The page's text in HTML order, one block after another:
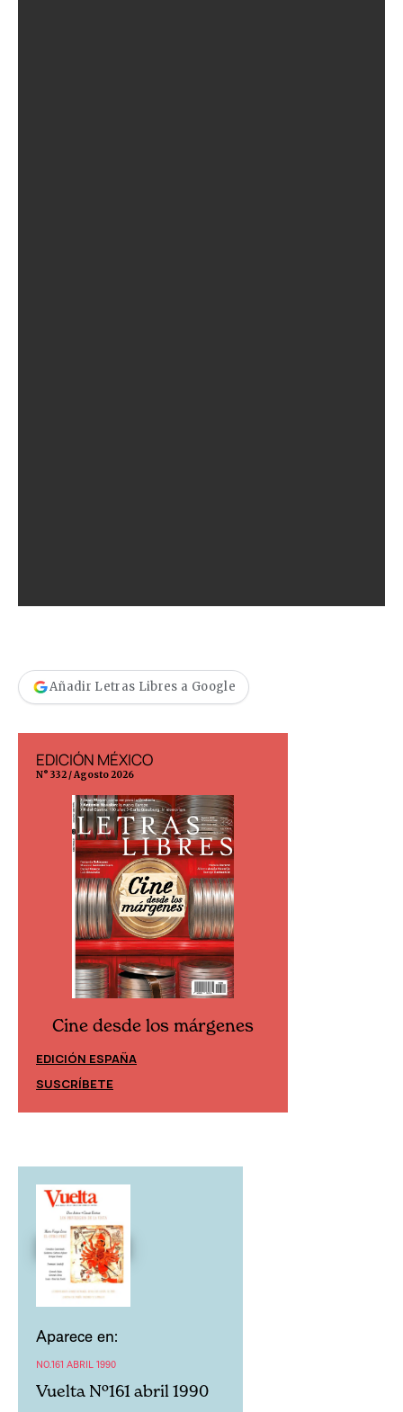
Añadir Letras Libres a Google
EDICIÓN MÉXICO
N° 332 / Agosto 2026
Cine desde los márgenes
EDICIÓN ESPAÑA
SUSCRÍBETE
Aparece en:
NO.161 ABRIL 1990
Vuelta Nº161 abril 1990